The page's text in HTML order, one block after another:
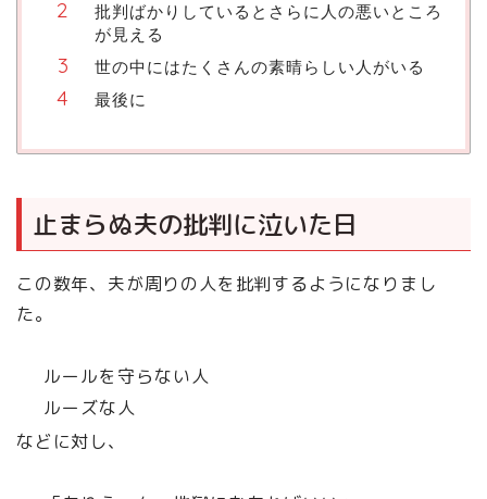
批判ばかりしているとさらに人の悪いところ
が見える
世の中にはたくさんの素晴らしい人がいる
最後に
止まらぬ夫の批判に泣いた日
この数年、夫が周りの人を批判するようになりまし
た。
ルールを守らない人
ルーズな人
などに対し、